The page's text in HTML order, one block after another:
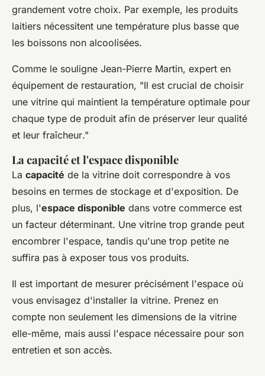
grandement votre choix. Par exemple, les produits
laitiers nécessitent une température plus basse que
les boissons non alcoolisées.
Comme le souligne Jean-Pierre Martin, expert en
équipement de restauration, "Il est crucial de choisir
une vitrine qui maintient la température optimale pour
chaque type de produit afin de préserver leur qualité
et leur fraîcheur."
La capacité et l'espace disponible
La capacité de la vitrine doit correspondre à vos
besoins en termes de stockage et d'exposition. De
plus, l'espace disponible dans votre commerce est
un facteur déterminant. Une vitrine trop grande peut
encombrer l'espace, tandis qu'une trop petite ne
suffira pas à exposer tous vos produits.
Il est important de mesurer précisément l'espace où
vous envisagez d'installer la vitrine. Prenez en
compte non seulement les dimensions de la vitrine
elle-même, mais aussi l'espace nécessaire pour son
entretien et son accès.